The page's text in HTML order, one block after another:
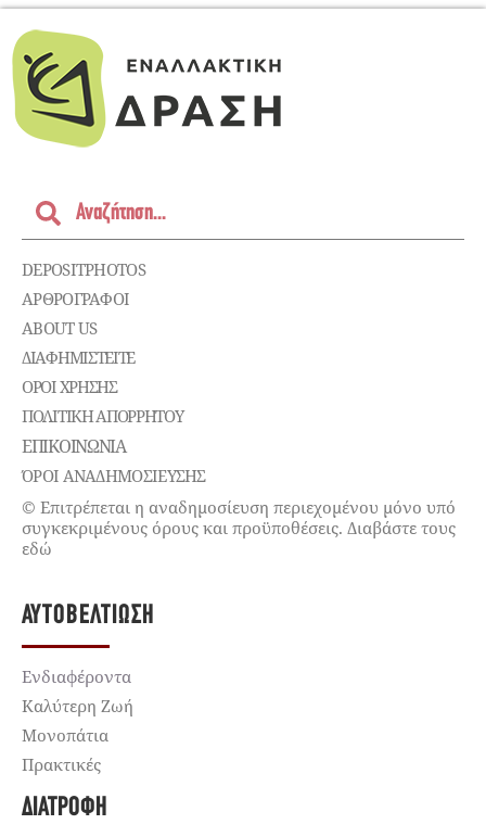
DEPOSITPHOTOS
ΑΡΘΡΟΓΡΑΦΟΙ
ABOUT US
ΔΙΑΦΗΜΙΣΤΕΊΤΕ
ΌΡΟΙ ΧΡΉΣΗΣ
ΠΟΛΙΤΙΚΉ ΑΠΟΡΡΉΤΟΥ
ΕΠΙΚΟΙΝΩΝΊΑ
ΌΡΟΙ ΑΝΑΔΗΜΟΣΙΕΥΣΗΣ
© Επιτρέπεται η αναδημοσίευση περιεχομένου μόνο υπό
συγκεκριμένους όρους και προϋποθέσεις. Διαβάστε τους
εδώ
ΑΥΤΟΒΕΛΤΊΩΣΗ
Ενδιαφέροντα
Καλύτερη Ζωή
Μονοπάτια
Πρακτικές
ΔΙΑΤΡΟΦΉ